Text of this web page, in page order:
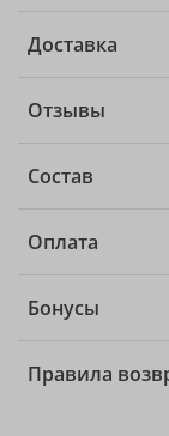
Доставка
Отзывы
Состав
Оплата
Бонусы
Правила